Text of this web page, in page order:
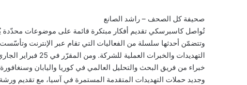
صحيفة كل الصحف – راشد الصانع
تُواصل كاسبرسكي تقديم أفكار مبتكرة قائمة على موضوعات محدّدة
وتتضمّن أحدثها سلسلة من الفعاليات التي تقام عبر الإنترنت
خبراء من فريق البحث والتحليل العالمي في كوريا واليابان
وجديد حملات التهديدات المتقدمة المستمرة في آسيا، مع تقديم